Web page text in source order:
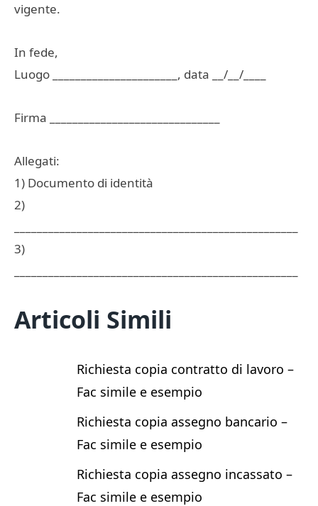
vigente.
In fede,
Luogo ______________________, data __/__/____
Firma ______________________________
Allegati:
1) Documento di identità
2)
3)
Articoli Simili
Richiesta copia contratto di lavoro​ –
Fac simile e esempio
Richiesta copia assegno bancario​ –
Fac simile e esempio
Richiesta copia assegno incassato​ –
Fac simile e esempio